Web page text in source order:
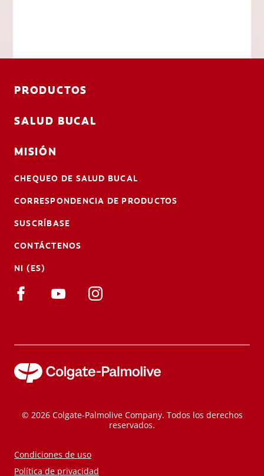
PRODUCTOS
SALUD BUCAL
MISIÓN
CHEQUEO DE SALUD BUCAL
CORRESPONDENCIA DE PRODUCTOS
SUSCRÍBASE
CONTÁCTENOS
NI (ES)
© 2026 Colgate-Palmolive Company. Todos los derechos
reservados.
Condiciones de uso
Política de privacidad